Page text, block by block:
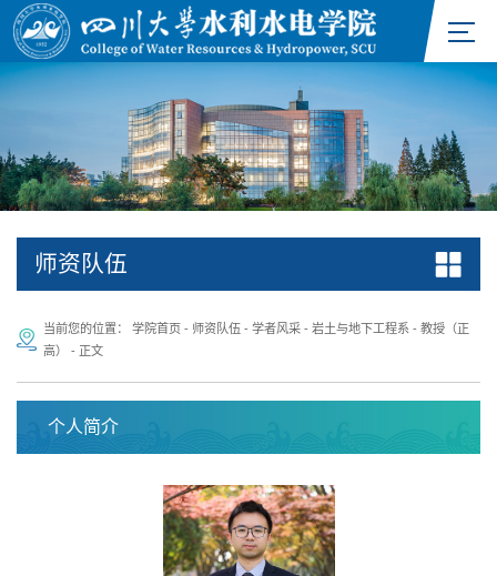
师资队伍
当前您的位置： 学院首页 - 师资队伍 - 学者风采 - 岩土与地下工程系 - 教授（正
高）
- 正文
个人简介